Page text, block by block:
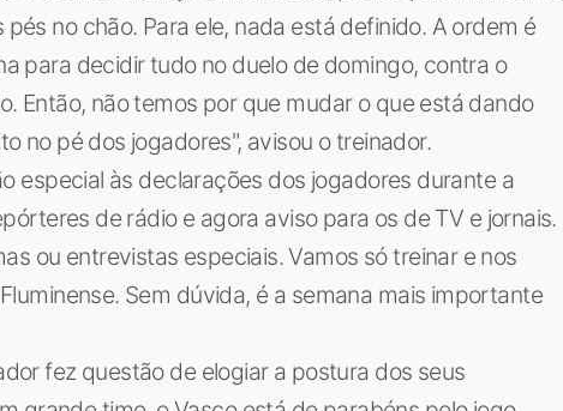
no chão. Para ele, nada está definido. A ordem é
para decidir tudo no duelo de domingo, contra o
Então, não temos por que mudar o que está dando
no pé dos jogadores", avisou o treinador.
especial às declarações dos jogadores durante a
de rádio e agora aviso para os de TV e jornais.
ou entrevistas especiais. Vamos só treinar e nos
Sem dúvida, é a semana mais importante
fez questão de elogiar a postura dos seus